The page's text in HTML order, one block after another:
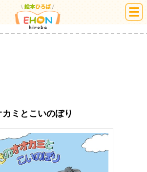
絵本ひろば
ミとこいのぼり